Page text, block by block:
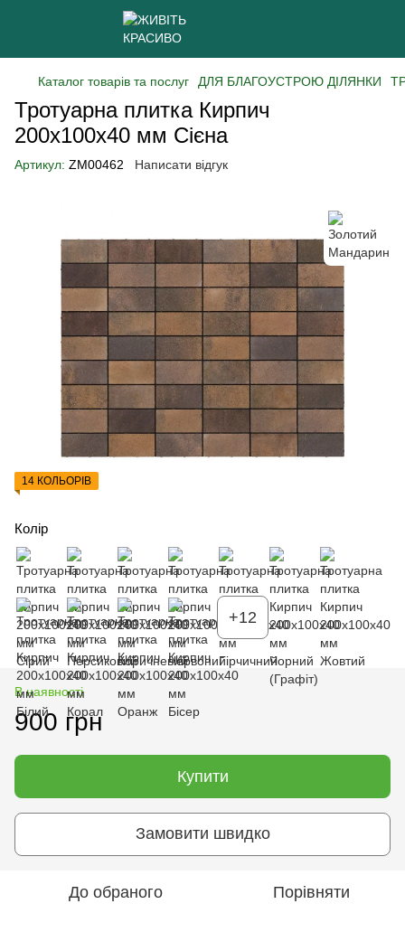
Каталог товарів та послуг ДЛЯ БЛАГОУСТРОЮ ДІЛЯНКИ
Тротуарна плитка Кирпич
200х100х40 мм Сієна
Артикул: ZM00462 Написати відгук
14 КОЛЬОРІВ
Колір
+12
В наявності
900 грн
Купити
Замовити швидко
До обраного Порівняти